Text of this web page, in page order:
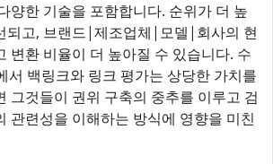
양한 기술을 포함합니다. 순위가 더 높
되고, 브랜드|제조업체|모델|회사의 현
변환 비율이 더 높아질 수 있습니다. 수
서 백링크와 링크 평가는 상당한 가치를
그것들이 권위 구축의 중추를 이루고 검
관련성을 이해하는 방식에 영향을 미친